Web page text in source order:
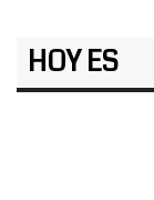
HOY ES